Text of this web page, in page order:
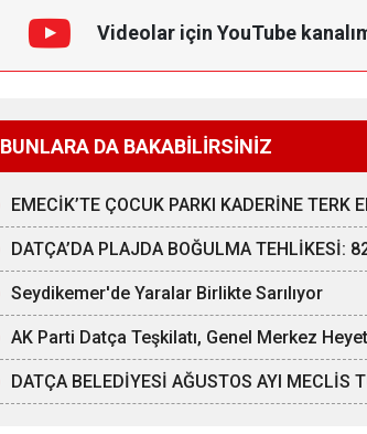
Videolar için YouTube
BUNLARA DA BAKABİLİRSİNİZ
EMECİK’TE ÇOCUK PARKI KADERİNE TERK
DATÇA’DA PLAJDA BOĞULMA TEHLİKESİ:
Seydikemer'de Yaralar Birlikte Sarılıyor
AK Parti Datça Teşkilatı, Genel Merkez
DATÇA BELEDİYESİ AĞUSTOS AYI MECLİS